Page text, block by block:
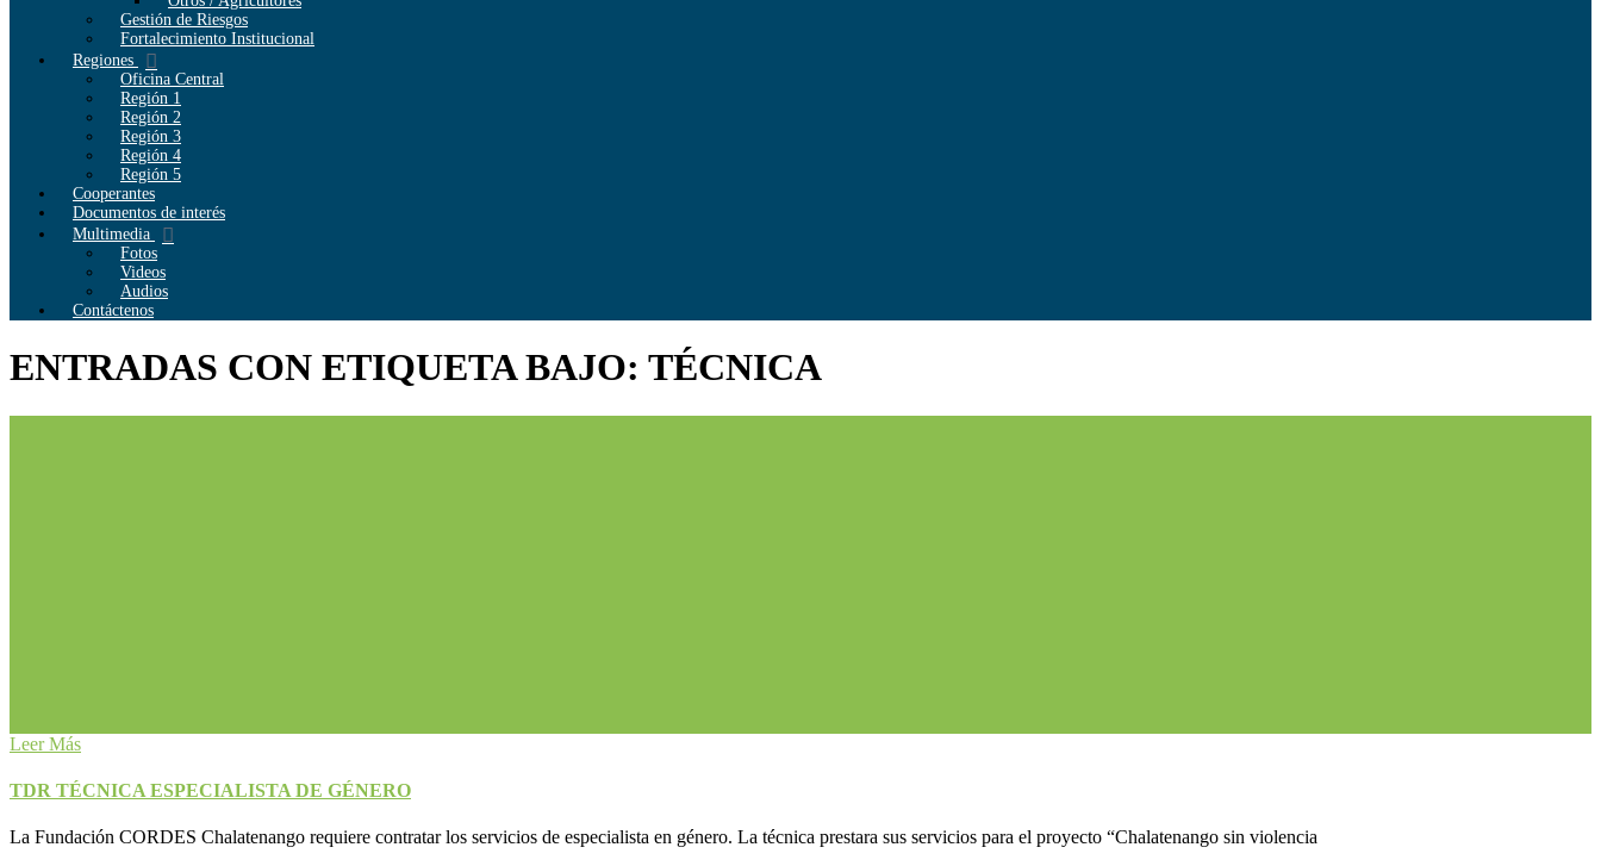
Gestión de Riesgos
Fortalecimiento Institucional
Regiones
Oficina Central
Región 1
Región 2
Región 3
Región 4
Región 5
Cooperantes
Documentos de interés
Multimedia
Fotos
Videos
Audios
Contáctenos
ENTRADAS CON ETIQUETA BAJO: TÉCNICA
Leer Más
TDR TÉCNICA ESPECIALISTA DE GÉNERO
La Fundación CORDES Chalatenango requiere contratar los servicios de especialista en género. La técnica prestara sus servicios para el proyecto “Chalatenango sin violencia